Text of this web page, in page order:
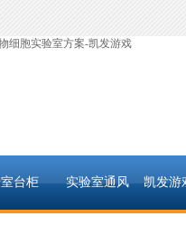
细胞实验室方案-凯发游戏
台柜 实验室通风 凯发游